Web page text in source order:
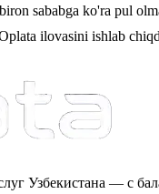
sababga ko'ra pul
ilovasini ishlab
Узбекистана — с